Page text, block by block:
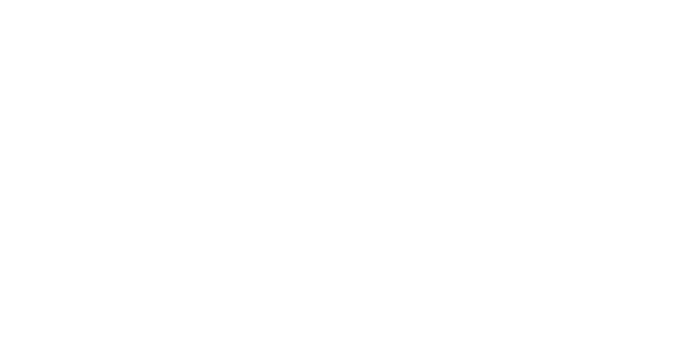
能の使用状況、使用頻度情報（お客さまがどの機能を稼働状態に
保管、使用または開示できるものとします。
ウェアの機能の管理
供
開発